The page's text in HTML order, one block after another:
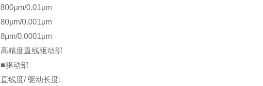
800μm/0.01μm
80μm/0.001μm
8μm/0.0001μm
高精度直线驱动部
■驱动部
直线度/ 驱动长度: